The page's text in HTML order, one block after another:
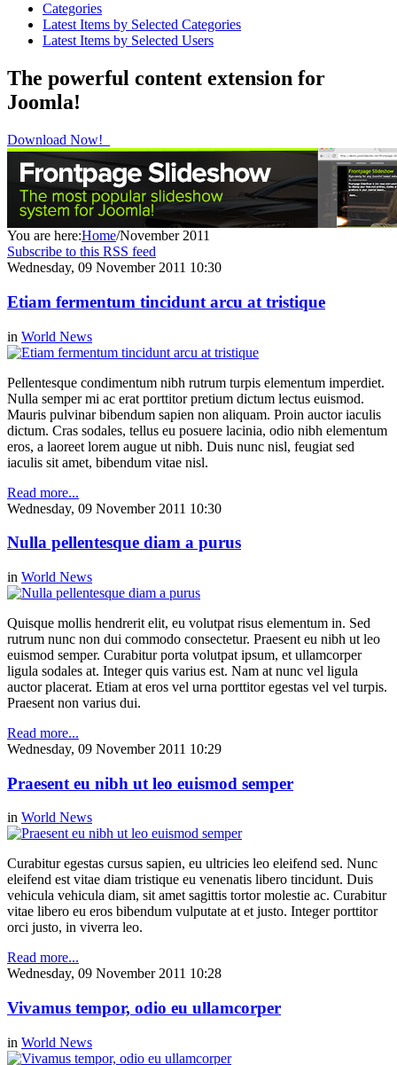
Categories
Latest Items by Selected Categories
Latest Items by Selected Users
The powerful content extension for
Joomla!
Download Now!
You are here:Home/November 2011
Subscribe to this RSS feed
Wednesday, 09 November 2011 10:30
Etiam fermentum tincidunt arcu at tristique
in World News
Pellentesque condimentum nibh rutrum turpis elementum imperdiet.
Nulla semper mi ac erat porttitor pretium dictum lectus euismod.
Mauris pulvinar bibendum sapien non aliquam. Proin auctor iaculis
dictum. Cras sodales, tellus eu posuere lacinia, odio nibh elementum
eros, a laoreet lorem augue ut nibh. Duis nunc nisl, feugiat sed
iaculis sit amet, bibendum vitae nisl.
Read more...
Wednesday, 09 November 2011 10:30
Nulla pellentesque diam a purus
in World News
Quisque mollis hendrerit elit, eu volutpat risus elementum in. Sed
rutrum nunc non dui commodo consectetur. Praesent eu nibh ut leo
euismod semper. Curabitur porta volutpat ipsum, et ullamcorper
ligula sodales at. Integer quis varius est. Nam at nunc vel ligula
auctor placerat. Etiam at eros vel urna porttitor egestas vel vel turpis.
Praesent non varius dui.
Read more...
Wednesday, 09 November 2011 10:29
Praesent eu nibh ut leo euismod semper
in World News
Curabitur egestas cursus sapien, eu ultricies leo eleifend sed. Nunc
eleifend est vitae diam tristique eu venenatis libero tincidunt. Duis
vehicula vehicula diam, sit amet sagittis tortor molestie ac. Curabitur
vitae libero eu eros bibendum vulputate at et justo. Integer porttitor
orci justo, in viverra leo.
Read more...
Wednesday, 09 November 2011 10:28
Vivamus tempor, odio eu ullamcorper
in World News